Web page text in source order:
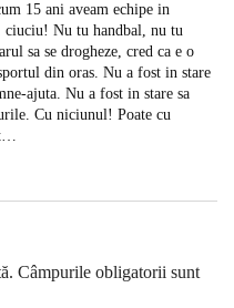
15 ani aveam echipe in
Nu tu handbal, nu tu
sa se drogheze, cred ca e o
din oras. Nu a fost in stare
ajuta. Nu a fost in stare sa
Cu niciunul! Poate cu
Câmpurile obligatorii sunt